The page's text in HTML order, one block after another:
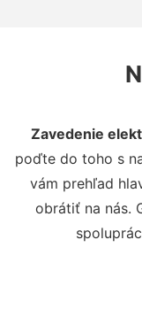
Zavedenie
poďte do toho s
vám prehľad
obrátiť na nás.